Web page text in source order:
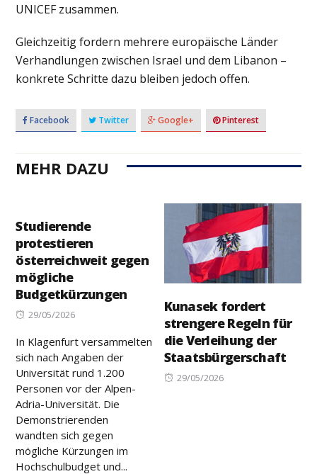
UNICEF zusammen.
Gleichzeitig fordern mehrere europäische Länder
Verhandlungen zwischen Israel und dem Libanon –
konkrete Schritte dazu bleiben jedoch offen.
Facebook Twitter Google+ Pinterest
MEHR DAZU
Studierende
protestieren
österreichweit gegen
mögliche
Budgetkürzungen
Posted
29/05/2026
In Klagenfurt versammelten
sich nach Angaben der
Universität rund 1.200
Personen vor der Alpen-
Adria-Universität. Die
Demonstrierenden
wandten sich gegen
mögliche Kürzungen im
Hochschulbudget und...
Kunasek fordert
strengere Regeln für
die Verleihung der
Staatsbürgerschaft
Posted
29/05/2026